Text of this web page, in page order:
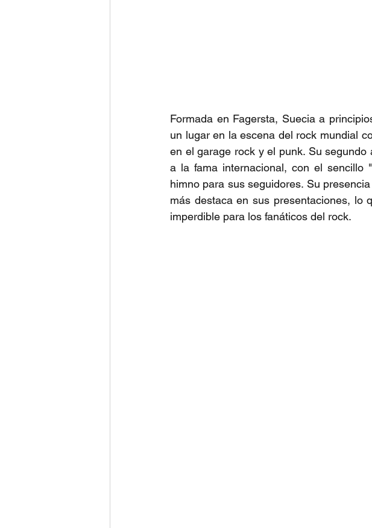
Formada en Fagersta, Suecia a
un lugar en la escena del rock mundial
en el garage rock y el punk. Su
a la fama internacional, con el sencillo
himno para sus seguidores. Su
más destaca en sus presentaciones, lo
imperdible para los fanáticos del rock.